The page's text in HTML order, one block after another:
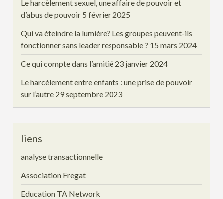
Le harcèlement sexuel, une affaire de pouvoir et
d’abus de pouvoir 5 février 2025
Qui va éteindre la lumière? Les groupes peuvent-ils
fonctionner sans leader responsable ? 15 mars 2024
Ce qui compte dans l’amitié 23 janvier 2024
Le harcèlement entre enfants : une prise de pouvoir
sur l’autre 29 septembre 2023
liens
analyse transactionnelle
Association Fregat
Education TA Network